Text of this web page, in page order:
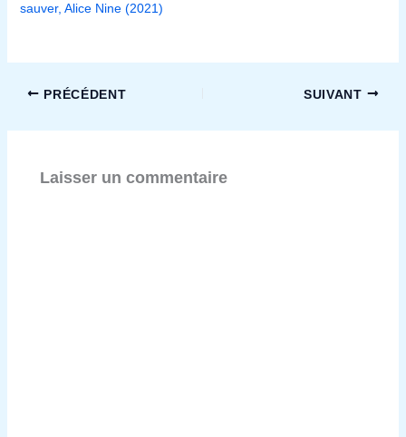
sauver, Alice Nine (2021)
PRÉCÉDENT SUIVANT
Laisser un commentaire